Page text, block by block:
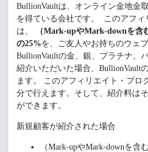
BullionVaultは、オンライン金地金
を得ている会社です。 このアフィ
は、
（Mark-upやMark-downを含
の25%を、ご友人やお持ちのウェ
BullionVaultの金、銀、プラチナ、
紹介いただいた場合、BullionVault
ます。 このアフィリエイト・プロ
分で行えます。そして、紹介料は
ができます。
新規顧客が紹介された場合
（Mark-upやMark-downを含